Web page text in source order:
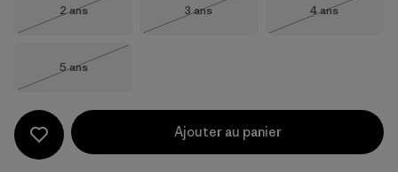
Taille
2 ans
Taille
3 ans
Taille
4 ans
Taille
5 ans
Ajouter au panier